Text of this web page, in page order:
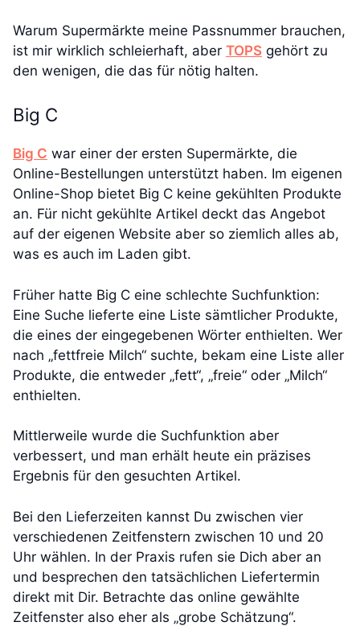
Warum Supermärkte meine Passnummer brauchen,
ist mir wirklich schleierhaft, aber TOPS gehört zu
den wenigen, die das für nötig halten.
Big C
Big C war einer der ersten Supermärkte, die
Online-Bestellungen unterstützt haben. Im eigenen
Online-Shop bietet Big C keine gekühlten Produkte
an. Für nicht gekühlte Artikel deckt das Angebot
auf der eigenen Website aber so ziemlich alles ab,
was es auch im Laden gibt.
Früher hatte Big C eine schlechte Suchfunktion:
Eine Suche lieferte eine Liste sämtlicher Produkte,
die eines der eingegebenen Wörter enthielten. Wer
nach „fettfreie Milch“ suchte, bekam eine Liste aller
Produkte, die entweder „fett“, „freie“ oder „Milch“
enthielten.
Mittlerweile wurde die Suchfunktion aber
verbessert, und man erhält heute ein präzises
Ergebnis für den gesuchten Artikel.
Bei den Lieferzeiten kannst Du zwischen vier
verschiedenen Zeitfenstern zwischen 10 und 20
Uhr wählen. In der Praxis rufen sie Dich aber an
und besprechen den tatsächlichen Liefertermin
direkt mit Dir. Betrachte das online gewählte
Zeitfenster also eher als „grobe Schätzung“.